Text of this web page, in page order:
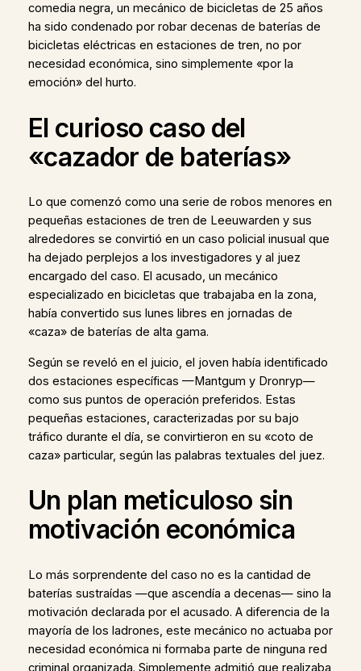
comedia negra, un mecánico de bicicletas de 25 años
ha sido condenado por robar decenas de baterías de
bicicletas eléctricas en estaciones de tren, no por
necesidad económica, sino simplemente «por la
emoción» del hurto.
El curioso caso del
«cazador de baterías»
Lo que comenzó como una serie de robos menores en
pequeñas estaciones de tren de Leeuwarden y sus
alrededores se convirtió en un caso policial inusual que
ha dejado perplejos a los investigadores y al juez
encargado del caso. El acusado, un mecánico
especializado en bicicletas que trabajaba en la zona,
había convertido sus lunes libres en jornadas de
«caza» de baterías de alta gama.
Según se reveló en el juicio, el joven había identificado
dos estaciones específicas —Mantgum y Dronryp—
como sus puntos de operación preferidos. Estas
pequeñas estaciones, caracterizadas por su bajo
tráfico durante el día, se convirtieron en su «coto de
caza» particular, según las palabras textuales del juez.
Un plan meticuloso sin
motivación económica
Lo más sorprendente del caso no es la cantidad de
baterías sustraídas —que ascendía a decenas— sino la
motivación declarada por el acusado. A diferencia de la
mayoría de los ladrones, este mecánico no actuaba por
necesidad económica ni formaba parte de ninguna red
criminal organizada. Simplemente admitió que realizaba